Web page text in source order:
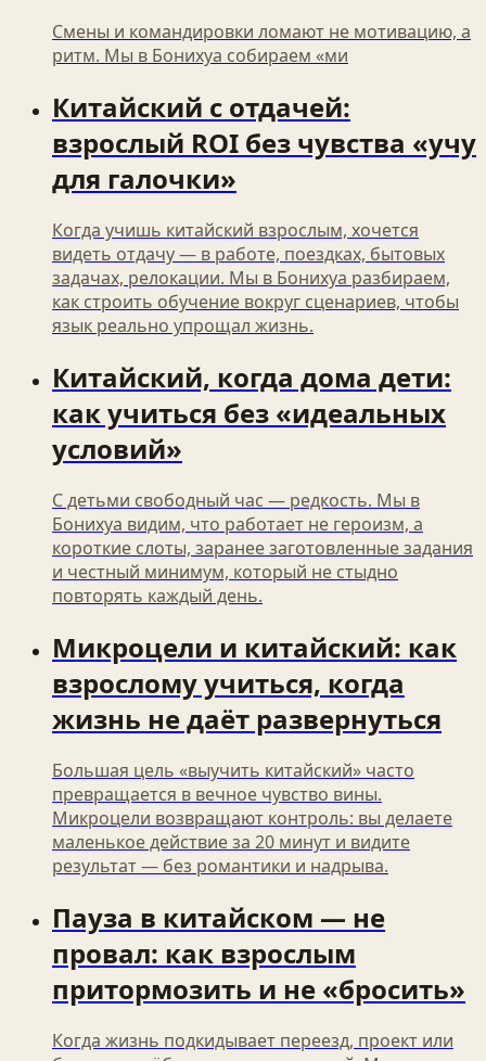
Смены и командировки ломают не мотивацию, а
ритм. Мы в Бонихуа собираем «ми
Китайский с отдачей:
взрослый ROI без чувства «учу
для галочки»
Когда учишь китайский взрослым, хочется
видеть отдачу — в работе, поездках, бытовых
задачах, релокации. Мы в Бонихуа разбираем,
как строить обучение вокруг сценариев, чтобы
язык реально упрощал жизнь.
Китайский, когда дома дети:
как учиться без «идеальных
условий»
С детьми свободный час — редкость. Мы в
Бонихуа видим, что работает не героизм, а
короткие слоты, заранее заготовленные задания
и честный минимум, который не стыдно
повторять каждый день.
Микроцели и китайский: как
взрослому учиться, когда
жизнь не даёт развернуться
Большая цель «выучить китайский» часто
превращается в вечное чувство вины.
Микроцели возвращают контроль: вы делаете
маленькое действие за 20 минут и видите
результат — без романтики и надрыва.
Пауза в китайском — не
провал: как взрослым
притормозить и не «бросить»
Когда жизнь подкидывает переезд, проект или